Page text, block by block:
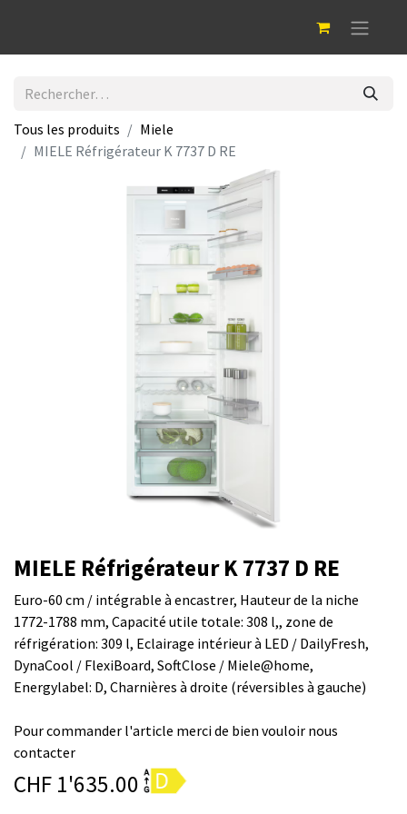
Tous les produits
Miele
MIELE Réfrigérateur K 7737 D RE
MIELE Réfrigérateur K 7737 D RE
Euro-60 cm / intégrable à encastrer, Hauteur de la niche
1772-1788 mm, Capacité utile totale: 308 l,, zone de
réfrigération: 309 l, Eclairage intérieur à LED / DailyFresh,
DynaCool / FlexiBoard, SoftClose / Miele@home,
Energylabel: D, Charnières à droite (réversibles à gauche)
Pour commander l'article merci de bien vouloir nous
contacter
CHF 1'635.00